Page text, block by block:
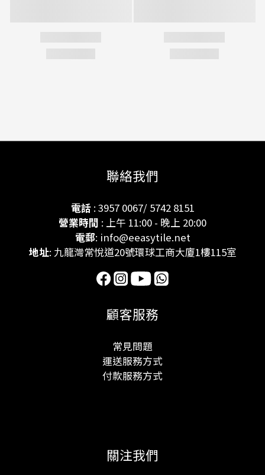
聯絡我們
電話: 3957 0067/ 5742 8151
營業時間 : 上午 11:00 - 晚上 20:00
電郵: info@eeasytile.net
地址: 九龍灣常悅道20號環球工商大廈1樓115室
顧客服務
常見問題
運送服務方式
付款服務方式
關注我們